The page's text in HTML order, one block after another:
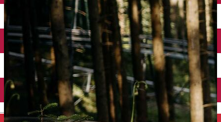
Închirieri auto
Închirieri de biciclete